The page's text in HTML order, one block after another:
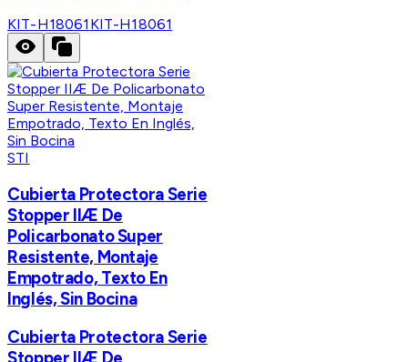
KIT-H18061 KIT-H18061
STI
Cubierta Protectora Serie
Stopper IIÆ De
Policarbonato Super
Resistente, Montaje
Empotrado, Texto En
Inglés, Sin Bocina
Cubierta Protectora Serie
Stopper IIÆ De